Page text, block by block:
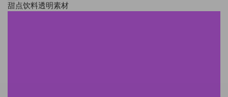
甜点饮料透明素材